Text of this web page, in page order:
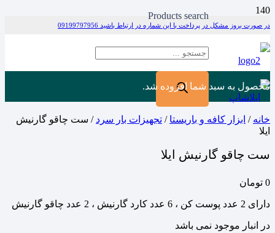
در صورت بروز مشکل در پرداخت با این شماره در ارتباط باشید 09199797956
Products search
محصول به سبد شما افزوده شد.
خانه / ابزار کافه و باریستا / تجهیزات بار سرد / ست چاقو گارنیش
ایلا
ست چاقو گارنیش ایلا
0 تومان
دارای 2 عدد پوست کن ، 6 عدد کارد گارنیش ، 2 عدد چاقو گارنیش
در انبار موجود نمی باشد